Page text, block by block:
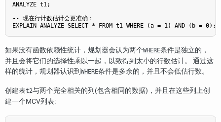
ANALYZE t1;
-- 现在行计数估计会更准确：
如果没有函数依赖性统计，规划器会认为两个WHERE条件是独立的，
并且会将它们的选择性乘以一起，以致得到太小的行数估计。 通过这
样的统计，规划器认识到 WHERE条件是多余的，并且不会低估行数。
创建表t2与两个完全相关的列(包含相同的数据)，并且在这些列上创
建一个MCV列表: